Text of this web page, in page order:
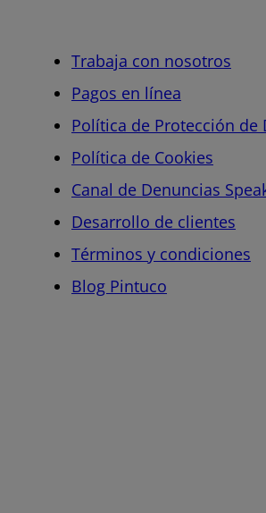
Trabaja con nosotros
Pagos en línea
Política de Protección de
Política de Cookies
Canal de Denuncias
Desarrollo de clientes
Términos y condiciones
Blog Pintuco